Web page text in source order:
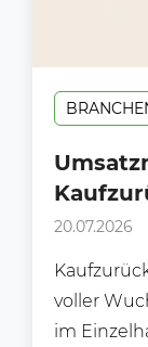
Handel
20.07.2026
voller
im